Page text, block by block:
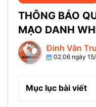
THÔNG BÁO
MẠO DANH
Đinh Văn
02.06 ngày
Mục lục bài viết